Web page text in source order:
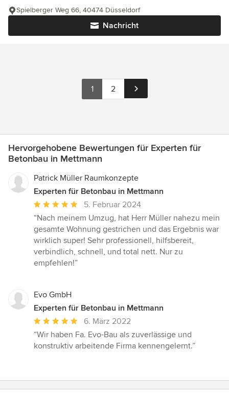
Nachricht
Spielberger Weg 66, 40474 Düsseldorf
1 2
Hervorgehobene Bewertungen für Experten für
Betonbau in Mettmann
Patrick Müller Raumkonzepte
Experten für Betonbau in Mettmann
Durchschnittliche
Bewertung:
5
von
5
Sternen
5. Februar 2024
“Nach meinem Umzug, hat Herr Müller nahezu mein
gesamte Wohnung gestrichen und das Ergebnis war
wirklich super! Sehr professionell, hilfsbereit,
verbindlich, schnell, und total nett. Nur zu
empfehlen!”
Evo GmbH
Experten für Betonbau in Mettmann
Durchschnittliche
Bewertung:
5
6. März 2022
“Wir haben Fa. Evo-Bau als zuverlässige und
konstruktiv arbeitende Firma kennengelernt.”